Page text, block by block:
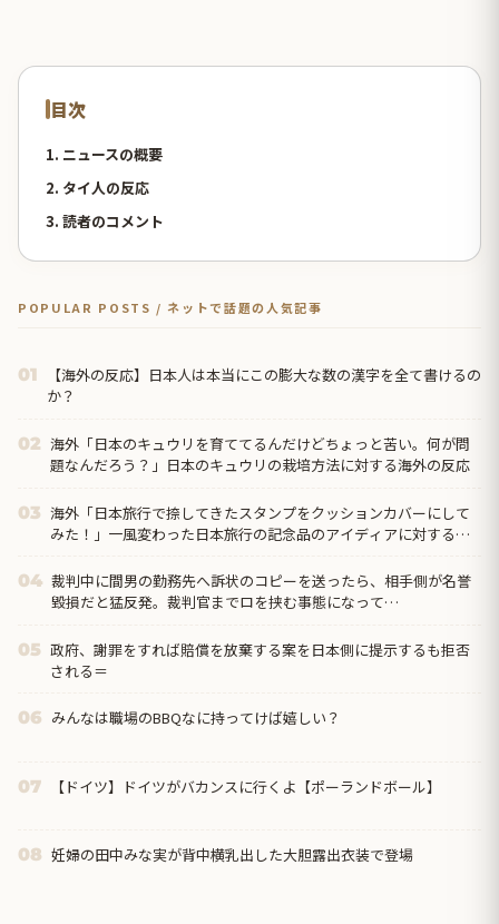
目次
1. ニュースの概要
2. タイ人の反応
3. 読者のコメント
POPULAR POSTS / ネットで話題の人気記事
01
【海外の反応】日本人は本当にこの膨大な数の漢字を全て書けるの
か？
02 海外「日本のキュウリを育ててるんだけどちょっと苦い。何が問
題なんだろう？」日本のキュウリの栽培方法に対する海外の反応
03 海外「日本旅行で捺してきたスタンプをクッションカバーにして
みた！」一風変わった日本旅行の記念品のアイディアに対する海
04 裁判中に間男の勤務先へ訴状のコピーを送ったら、相手側が名誉
毀損だと猛反発。裁判官までロを挟む事態になって…
05 政府、謝罪をすれば賠償を放棄する案を日本側に提示するも拒否
される＝
06 みんなは職場のBBQなに持ってけば嬉しい？
07 【ドイツ】ドイツがバカンスに行くよ【ポーランドボール】
08 妊婦の田中みな実が背中横乳出した大胆露出衣装で登場